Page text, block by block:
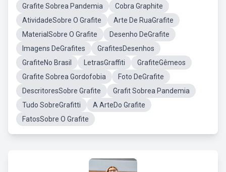
Grafite Sobrea Pandemia
Cobra Graphite
AtividadeSobre O Grafite
Arte De RuaGrafite
MaterialSobre O Grafite
Desenho DeGrafite
Imagens DeGrafites
GrafitesDesenhos
GrafiteNo Brasil
LetrasGraffiti
GrafiteGêmeos
Grafite Sobrea Gordofobia
Foto DeGrafite
DescritoresSobre Grafite
Grafit Sobrea Pandemia
Tudo SobreGrafitti
A ArteDo Grafite
FatosSobre O Grafite